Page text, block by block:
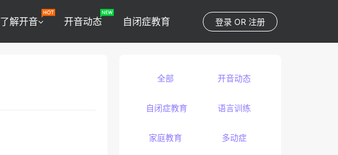
登录 OR 注册
了解开音 开音动态 自闭症教育
全部 开音动态
自闭症教育 语言训练
家庭教育 多动症